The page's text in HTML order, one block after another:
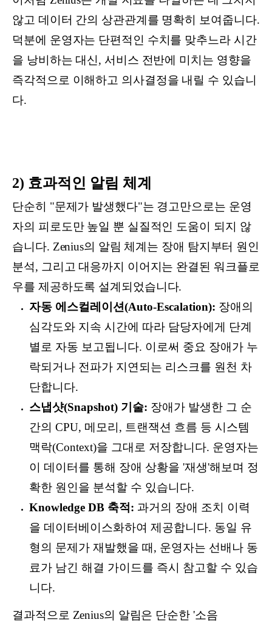
않고 데이터 간의 상관관계를 명확히 보여줍니다.
덕분에 운영자는 단편적인 수치를 맞추느라 시간
을 낭비하는 대신, 서비스 전반에 미치는 영향을
즉각적으로 이해하고 의사결정을 내릴 수 있습니
다.
2) 효과적인 알림 체계
단순히 "문제가 발생했다"는 경고만으로는 운영
자의 피로도만 높일 뿐 실질적인 도움이 되지 않
습니다. Zenius의 알림 체계는 장애 탐지부터 원인
분석, 그리고 대응까지 이어지는 완결된 워크플로
우를 제공하도록 설계되었습니다.
자동 에스컬레이션(Auto-Escalation): 장애의
심각도와 지속 시간에 따라 담당자에게 단계
별로 자동 보고됩니다. 이로써 중요 장애가 누
락되거나 전파가 지연되는 리스크를 원천 차
단합니다.
스냅샷(Snapshot) 기술: 장애가 발생한 그 순
간의 CPU, 메모리, 트랜잭션 흐름 등 시스템
맥락(Context)을 그대로 저장합니다. 운영자는
이 데이터를 통해 장애 상황을 '재생'해보며 정
확한 원인을 분석할 수 있습니다.
Knowledge DB 축적: 과거의 장애 조치 이력
을 데이터베이스화하여 제공합니다. 동일 유
형의 문제가 재발했을 때, 운영자는 선배나 동
료가 남긴 해결 가이드를 즉시 참고할 수 있습
니다.
결과적으로 Zenius의 알림은 단순한 '소음